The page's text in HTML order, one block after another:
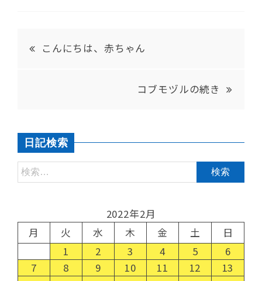
こんにちは、赤ちゃん
コブモヅルの続き
日記検索
2022年2月
月
火 水 木 金 土
日
1
2 3 4 5
6
7
8 9 10 11 12
13